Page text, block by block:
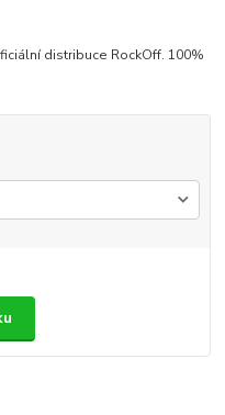
distribuce RockOff. 100%